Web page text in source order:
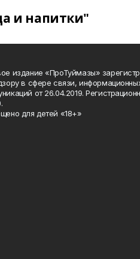
и напитки"
издание «ПроТуймазы»
в сфере связи,
от 26.04.2019.
для детей «18+»